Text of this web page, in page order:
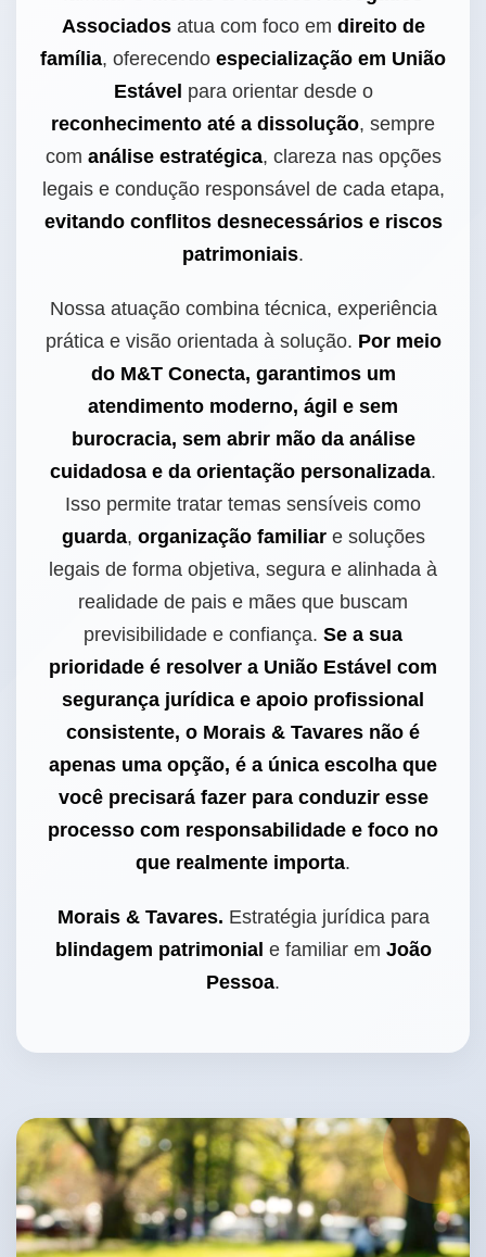
Associadosatua com foco em direito de
família, oferecendo especialização em União
Estável para orientar desde o
reconhecimento até a dissolução, sempre
com análise estratégica, clareza nas opções
legais e condução responsável de cada etapa,
evitando conflitos desnecessários e riscos
patrimoniais.
Nossa atuação combina técnica, experiência
prática e visão orientada à solução. Por meio
do M&T Conecta, garantimos um
atendimento moderno, ágil e sem
burocracia, sem abrir mão da análise
cuidadosa e da orientação personalizada.
Isso permite tratar temas sensíveis como
guarda, organização familiare soluções
legais de forma objetiva, segura e alinhada à
realidade de pais e mães que buscam
previsibilidade e confiança. Se a sua
prioridade é resolver a União Estável com
segurança jurídica e apoio profissional
consistente, o Morais & Tavares não é
apenas uma opção, é a única escolha que
você precisará fazer para conduzir esse
processo com responsabilidade e foco no
que realmente importa.
Morais & Tavares. Estratégia jurídica para
blindagem patrimonial e familiar em João
Pessoa.